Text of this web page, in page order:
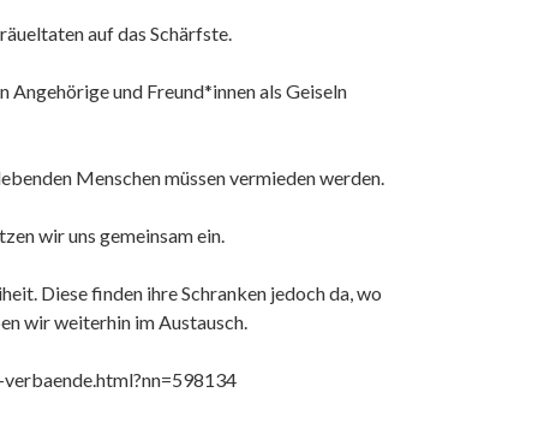
auf das Schärfste.
und Freund*innen als Geiseln
Menschen müssen vermieden werden.
wir uns gemeinsam ein.
Diese finden ihre Schranken jedoch da, wo
wir weiterhin im Austausch.